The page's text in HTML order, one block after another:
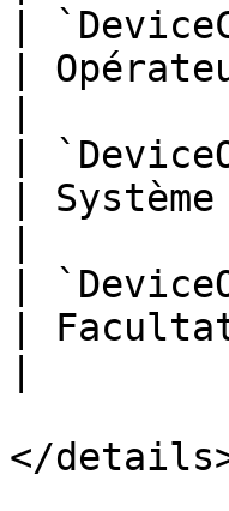
|
|
|
|
|
|
</